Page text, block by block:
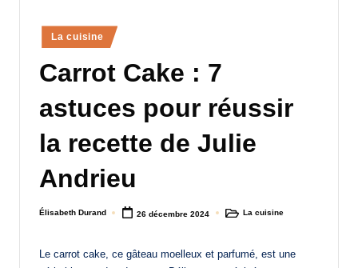
Posted
in
La cuisine
Carrot Cake : 7
astuces pour réussir
la recette de Julie
Andrieu
Posted
Élisabeth Durand 26 décembre 2024
PostedLa cuisine
Le carrot cake, ce gâteau moelleux et parfumé, est une